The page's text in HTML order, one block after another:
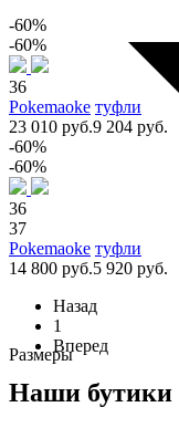
Размеры
-60%
-60%
36
Pokemaoke туфли
23 010 руб.9 204 руб.
-60%
-60%
36
37
Pokemaoke туфли
14 800 руб.5 920 руб.
Назад
1
Вперед
Наши бутики